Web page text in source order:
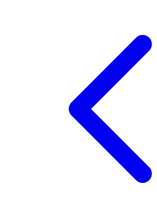
Sun-Staches
Swimava